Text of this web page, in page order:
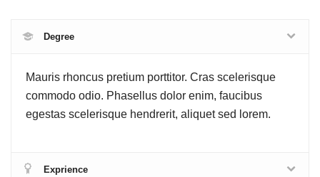
Degree
Mauris rhoncus pretium porttitor. Cras scelerisque
commodo odio. Phasellus dolor enim, faucibus
egestas scelerisque hendrerit, aliquet sed lorem.
Exprience